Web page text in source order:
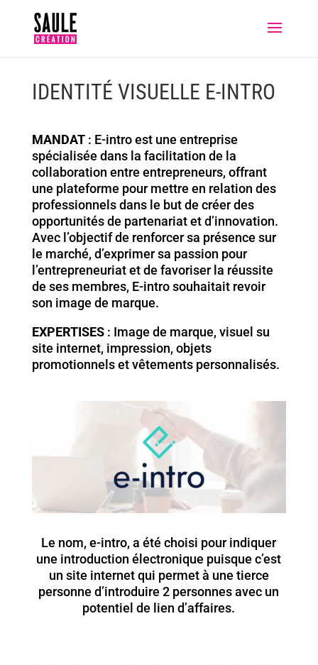
IDENTITÉ VISUELLE E-INTRO
MANDAT: E-intro est une entreprise
spécialisée dans la facilitation de la
collaboration entre entrepreneurs, offrant
une plateforme pour mettre en relation des
professionnels dans le but de créer des
opportunités de partenariat et d’innovation.
Avec l’objectif de renforcer sa présence sur
le marché, d’exprimer sa passion pour
l’entrepreneuriat et de favoriser la réussite
de ses membres, E-intro souhaitait revoir
son image de marque.
EXPERTISES : Image de marque, visuel su
site internet, impression, objets
promotionnels et vêtements personnalisés.
Le nom, e-intro, a été choisi pour indiquer
une introduction électronique puisque c’est
un site internet qui permet à une tierce
personne d’introduire 2 personnes avec un
potentiel de lien d’affaires.